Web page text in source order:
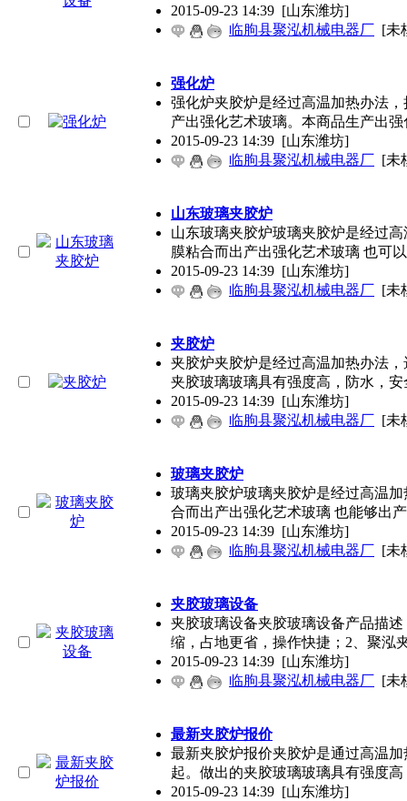
2015-09-23 14:39 [山东潍坊]
临朐县聚泓机械电器厂 [未
强化炉
强化炉夹胶炉是经过高温加热办法
产出强化艺术玻璃。本商品生产出强
2015-09-23 14:39 [山东潍坊]
临朐县聚泓机械电器厂 [未
山东玻璃夹胶炉
山东玻璃夹胶炉玻璃夹胶炉是经过
膜粘合而出产出强化艺术玻璃 也可
2015-09-23 14:39 [山东潍坊]
临朐县聚泓机械电器厂 [未
夹胶炉
夹胶炉夹胶炉是经过高温加热办法
夹胶玻璃玻璃具有强度高，防水，安
2015-09-23 14:39 [山东潍坊]
临朐县聚泓机械电器厂 [未
玻璃夹胶炉
玻璃夹胶炉玻璃夹胶炉是经过高温
合而出产出强化艺术玻璃 也能够出
2015-09-23 14:39 [山东潍坊]
临朐县聚泓机械电器厂 [未
夹胶玻璃设备
夹胶玻璃设备​夹胶玻璃设备产品描
缩，占地更省，操作快捷；2、聚泓
2015-09-23 14:39 [山东潍坊]
临朐县聚泓机械电器厂 [未
最新夹胶炉报价
最新夹胶炉报价​夹胶炉是通过高温
起。做出的夹胶玻璃玻璃具有强度高
2015-09-23 14:39 [山东潍坊]